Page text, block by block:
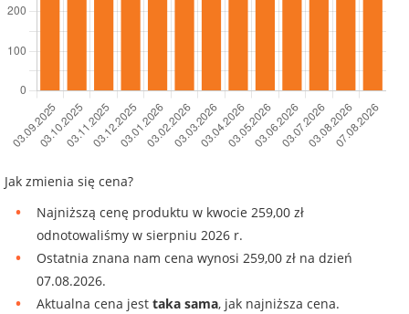
Jak zmienia się cena?
Najniższą cenę produktu w kwocie 259,00 zł
odnotowaliśmy w sierpniu 2026 r.
Ostatnia znana nam cena wynosi 259,00 zł na dzień
07.08.2026.
Aktualna cena jest taka sama, jak najniższa cena.